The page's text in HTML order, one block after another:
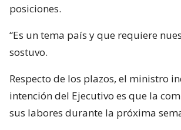
posiciones.
“Es un tema país y que requiere
sostuvo.
Respecto de los plazos, el ministro
intención del Ejecutivo es que la
sus labores durante la próxima